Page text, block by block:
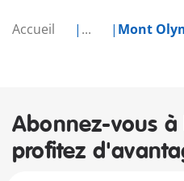
Accueil ... Mont
Abonnez-vous
profitez